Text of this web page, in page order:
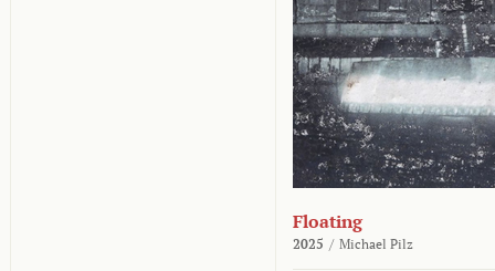
Floating
2025 / Michael Pilz